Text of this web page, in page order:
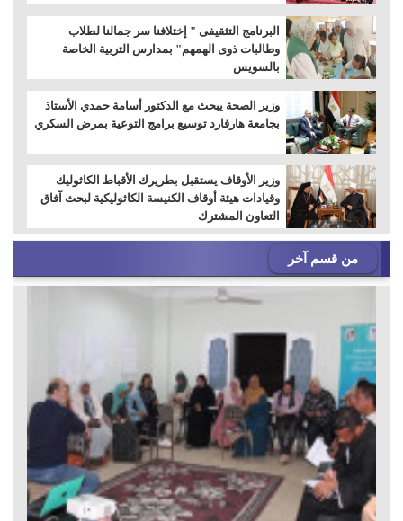
البرنامج التثقيفى " إختلافنا سر جمالنا لطلاب
وطالبات ذوى الهمهم" بمدارس التربية الخاصة
بالسويس
وزير الصحة يبحث مع الدكتور أسامة حمدي الأستاذ
بجامعة هارفارد توسيع برامج التوعية بمرض السكري
وزير الأوقاف يستقبل بطريرك الأقباط الكاثوليك
وقيادات هيئة أوقاف الكنيسة الكاثوليكية لبحث آفاق
التعاون المشترك
من قسم آخر